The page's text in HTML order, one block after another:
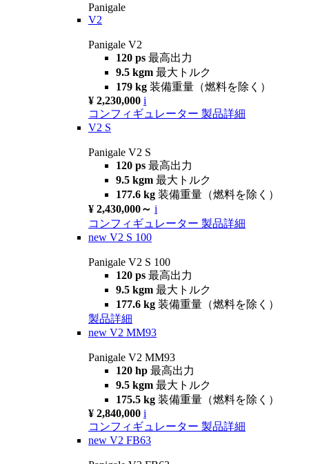
Panigale
V2
Panigale V2
120 ps 最高出力
9.5 kgm 最大トルク
179 kg 装備重量（燃料を除く）
¥ 2,230,000 i
コンフィギュレーター 製品詳細
V2 S
Panigale V2 S
120 ps 最高出力
9.5 kgm 最大トルク
177.6 kg 装備重量（燃料を除く）
¥ 2,430,000～ i
コンフィギュレーター 製品詳細
new V2 S 100
Panigale V2 S 100
120 ps 最高出力
9.5 kgm 最大トルク
177.6 kg 装備重量（燃料を除く）
製品詳細
new V2 MM93
Panigale V2 MM93
120 hp 最高出力
9.5 kgm 最大トルク
175.5 kg 装備重量（燃料を除く）
¥ 2,840,000 i
コンフィギュレーター 製品詳細
new V2 FB63